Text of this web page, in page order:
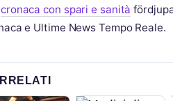
cronaca con spari e sanità
e Ultime News Tempo Reale.